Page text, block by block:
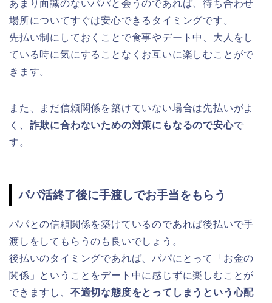
あまり面識のないパパと会うのであれば、待ち合わせ
場所についてすぐは安心できるタイミングです。
先払い制にしておくことで食事やデート中、大人をし
ている時に気にすることなくお互いに楽しむことがで
きます。
また、まだ信頼関係を築けていない場合は先払いがよ
く、 詐欺に合わないための対策にもなるので安心で
す。
パパ活終了後に手渡しでお手当をもらう
パパとの信頼関係を築けているのであれば後払いで手
渡しをしてもらうのも良いでしょう。
後払いのタイミングであれば、パパにとって「お金の
関係」ということをデート中に感じずに楽しむことが
できますし、 不適切な態度をとってしまうという心配